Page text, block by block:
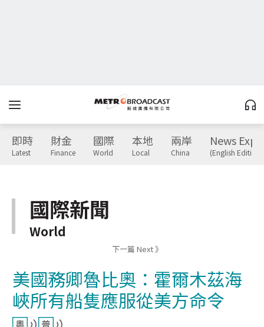
即時
Latest
財金
Finance
國際
World
本地
Local
兩岸
China
News
(English Edition)
國際新聞
World
下一篇 Next 》
美國務卿魯比奧：霍爾木茲海
峽所有船隻應服從美方命令